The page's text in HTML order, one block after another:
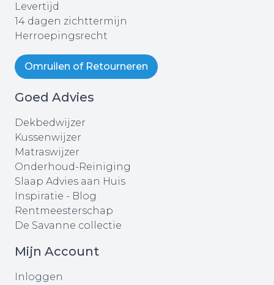
Levertijd
14 dagen zichttermijn
Herroepingsrecht
Omruilen of Retourneren
Goed Advies
Dekbedwijzer
Kussenwijzer
Matraswijzer
Onderhoud-Reiniging
Slaap Advies aan Huis
Inspiratie - Blog
Rentmeesterschap
De Savanne collectie
Mijn Account
Inloggen